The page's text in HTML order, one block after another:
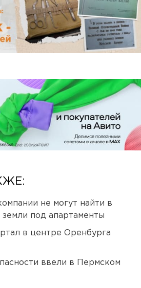
не могут найти в
земли под апартаменты
в центре Оренбурга
ввели в Пермском